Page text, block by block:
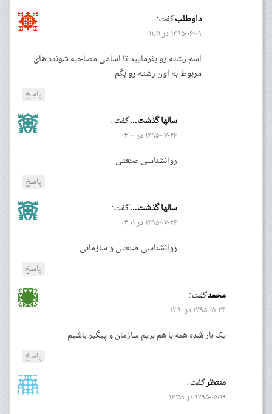
داوطلبگفت:
۱۳۹۵-۰۶-۰۹ در ۱۱:۱۱
اسم رشته رو بفرمایید تا اسامی مصاحبه شونده های
مربوط به اون رشته رو بگم
پاسخ
سالها گذشت...گفت:
۱۳۹۵-۰۷-۲۶ در ۰۴:۰۰
روانشناسی صنعتی
پاسخ
سالها گذشت...گفت:
۱۳۹۵-۰۷-۲۶ در ۰۴:۰۱
روانشناسی صنعتی و سازمانی
پاسخ
محمدگفت:
۱۳۹۵-۰۵-۲۴ در ۱۲:۱۰
یک بار شده همه با هم بریم سازمان و پیگیر باشیم
پاسخ
منتظرگفت:
۱۳۹۵-۰۵-۱۹ در ۱۳:۵۹